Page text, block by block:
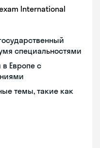
International
специальностями
Европе с
темы, такие как